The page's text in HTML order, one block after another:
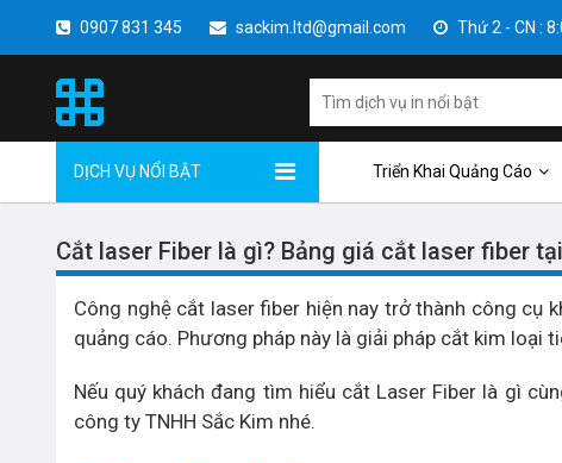
0907 831 345 sackim.ltd@gmail.com Thứ 2 - CN :
DỊCH VỤ NỔI BẬT Triển Khai Quảng Cáo
Cắt laser Fiber là gì? Bảng giá cắt laser fiber
Công nghệ cắt laser fiber hiện nay trở thành công cụ
quảng cáo. Phương pháp này là giải pháp cắt kim loại
Nếu quý khách đang tìm hiểu cắt Laser Fiber là gì
công ty TNHH Sắc Kim nhé.